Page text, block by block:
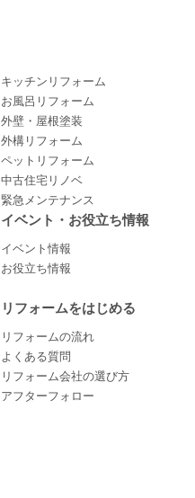
キッチンリフォーム
お風呂リフォーム
外壁・屋根塗装
外構リフォーム
ペットリフォーム
中古住宅リノベ
緊急メンテナンス
イベント・お役立ち情報
イベント情報
お役立ち情報
リフォームをはじめる
リフォームの流れ
よくある質問
リフォーム会社の選び方
アフターフォロー